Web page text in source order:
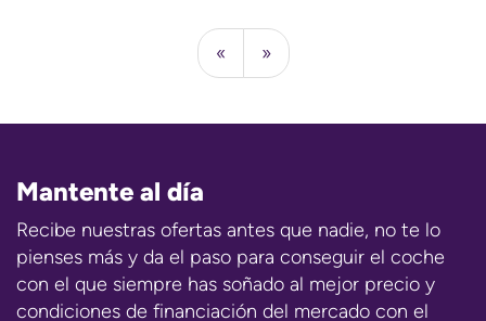
« »
Mantente al día
Recibe nuestras ofertas antes que nadie, no te lo
pienses más y da el paso para conseguir el coche
con el que siempre has soñado al mejor precio y
condiciones de financiación del mercado con el